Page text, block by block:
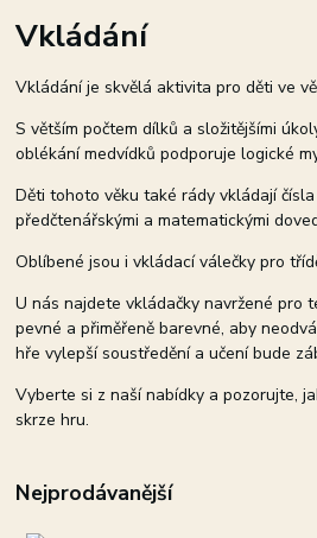
Vkládání
Vkládání je skvělá aktivita pro děti ve
S větším počtem dílků a složitějšími
oblékání medvídků podporuje logické
Děti tohoto věku také rády vkládají
předčtenářskými a matematickými
Oblíbené jsou i vkládací válečky pro
U nás najdete vkládačky navržené pro
pevné a přiměřeně barevné, aby
hře vylepší soustředění a učení bude
Vyberte si z naší nabídky a pozorujte,
skrze hru.
Nejprodávanější